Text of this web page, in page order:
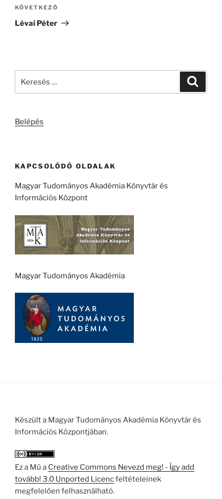
Következő
bejegyzés
KÖVETKEZŐ
Lévai Péter
Belépés
KAPCSOLÓDÓ OLDALAK
Magyar Tudományos Akadémia Könyvtár és
Információs Központ
Magyar Tudományos Akadémia
Készült a Magyar Tudományos Akadémia Könyvtár és
Információs Központjában.
Ez a Mű a Creative Commons Nevezd meg! - Így add
tovább! 3.0 Unported Licencfeltételeinek
megfelelően felhasználható.